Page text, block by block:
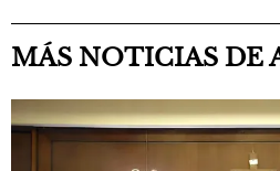
MÁS NOTICIAS DE